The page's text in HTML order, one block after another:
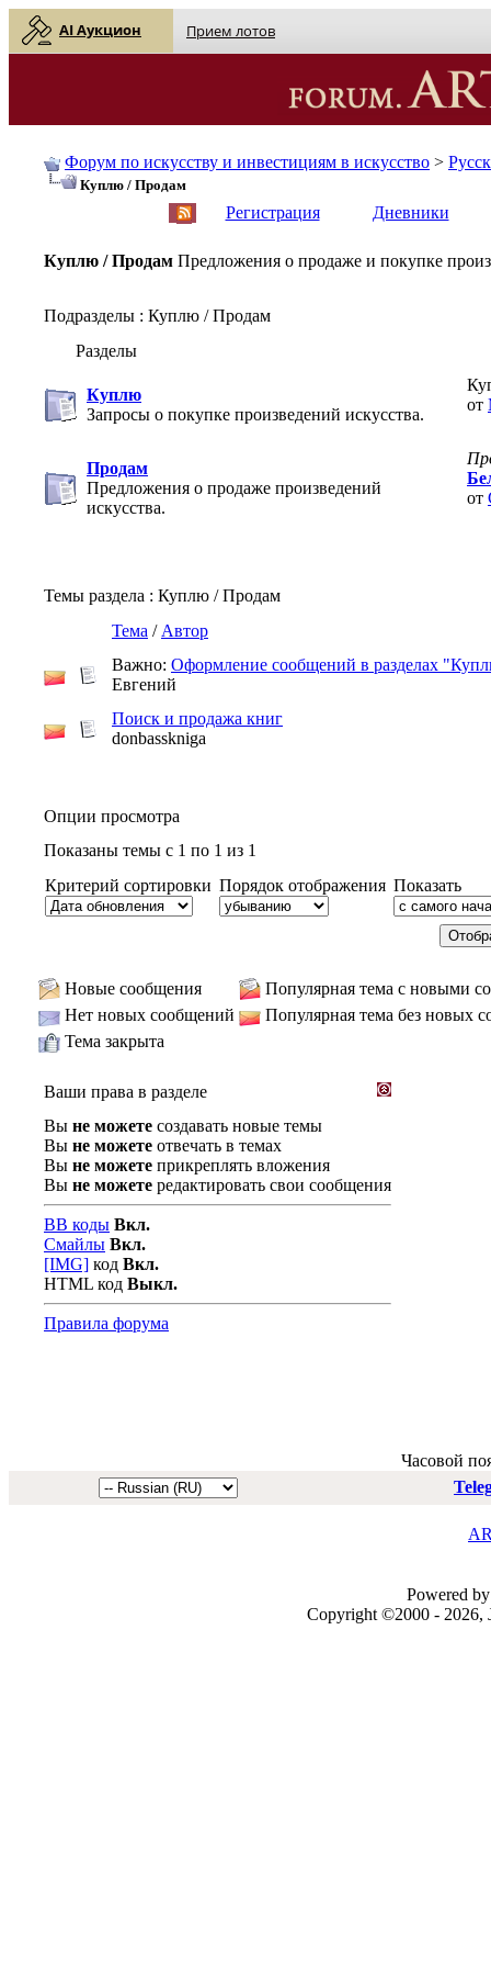
AI Аукцион Прием лотов
Форум по искусству и инвестициям в искусство >
Куплю / Продам
Регистрация Дневники
Куплю / Продам Предложения о продаже и покупке
Подразделы : Куплю / Продам
Разделы
Куплю
Запросы о покупке произведений искусства.
от
Продам
Предложения о продаже произведений
искусства.
от
Темы раздела : Куплю / Продам
Тема / Автор
Важно: Оформление сообщений в разделах
Евгений
Поиск и продажа книг
donbasskniga
Опции просмотра
Показаны темы с 1 по 1 из 1
Критерий сортировки Порядок отображения Показать
Новые сообщения
Популярная тема с новыми
Нет новых сообщений
Популярная тема без новых
Тема закрыта
Ваши права в разделе
Вы не можете создавать новые темы
Вы не можете отвечать в темах
Вы не можете прикреплять вложения
Вы не можете редактировать свои сообщения
BB коды Вкл.
Смайлы Вкл.
[IMG] код Вкл.
HTML код Выкл.
Правила форума
Часовой
Powered
Copyright ©2000 - 2026,